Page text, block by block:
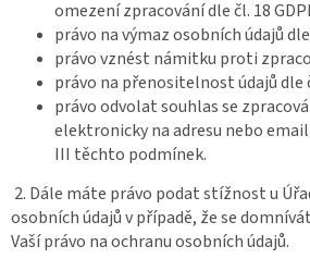
omezení zpracování dle čl. 18
právo na výmaz osobních údajů dle
právo vznést námitku proti
právo na přenositelnost údajů dle
právo odvolat souhlas se
elektronicky na adresu nebo email
III těchto podmínek.
2. Dále máte právo podat stížnost u
osobních údajů v případě, že se
Vaší právo na ochranu osobních údajů.